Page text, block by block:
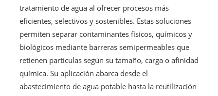
tratamiento de agua al ofrecer procesos más
eficientes, selectivos y sostenibles. Estas soluciones
permiten separar contaminantes físicos, químicos y
biológicos mediante barreras semipermeables que
retienen partículas según su tamaño, carga o afinidad
química. Su aplicación abarca desde el
abastecimiento de agua potable hasta la reutilización